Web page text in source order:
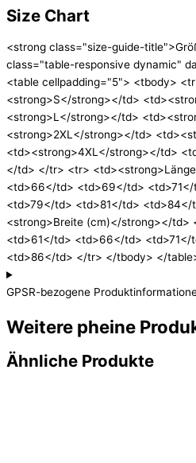
Size Chart
<strong class="size-guide-
class="table-responsive dynamic"
<table cellpadding="5"> <tbody>
<strong>S</strong></td>
<strong>L</strong></td>
<strong>2XL</strong></td>
<td><strong>4XL</strong></td>
</td> </tr> <tr>
<td>66</td> <td>69</td>
<td>79</td> <td>81</td>
<strong>Breite (cm)</strong></td>
<td>61</td> <td>66</td>
<td>86</td> </tr> </tbody> </
GPSR-bezogene
Weitere pheine
Ähnliche Produkte